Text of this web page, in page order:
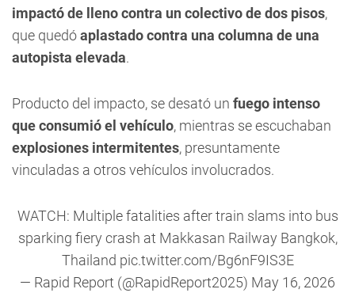
impactó de lleno contra un colectivo de dos pisos,
que quedóaplastado contra una columna de una
autopista elevada.
Producto del impacto, se desató un fuego intenso
que consumió el vehículo, mientras se escuchaban
explosiones intermitentes, presuntamente
vinculadas a otros vehículos involucrados.
WATCH: Multiple fatalities after train slams into bus
sparking fiery crash at Makkasan Railway Bangkok,
Thailand pic.twitter.com/Bg6nF9IS3E
— Rapid Report (@RapidReport2025) May 16, 2026